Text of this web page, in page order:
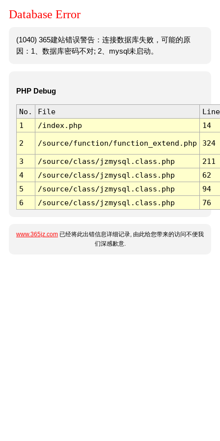
Database Error
(1040) 365建站错误警告：连接数据库失败，可能的原
因：1、数据库密码不对; 2、mysql未启动。
PHP Debug
No. File
Line
1
/index.php 14
2 /source/function/function_extend.php 324
3 /source/class/jzmysql.class.php
211
4
/source/class/jzmysql.class.php
62
5
/source/class/jzmysql.class.php
94
6
/source/class/jzmysql.class.php 76
www.365jz.com 已经将此出错信息详细记录, 由此给您带来的访问不便我
们深感歉意.